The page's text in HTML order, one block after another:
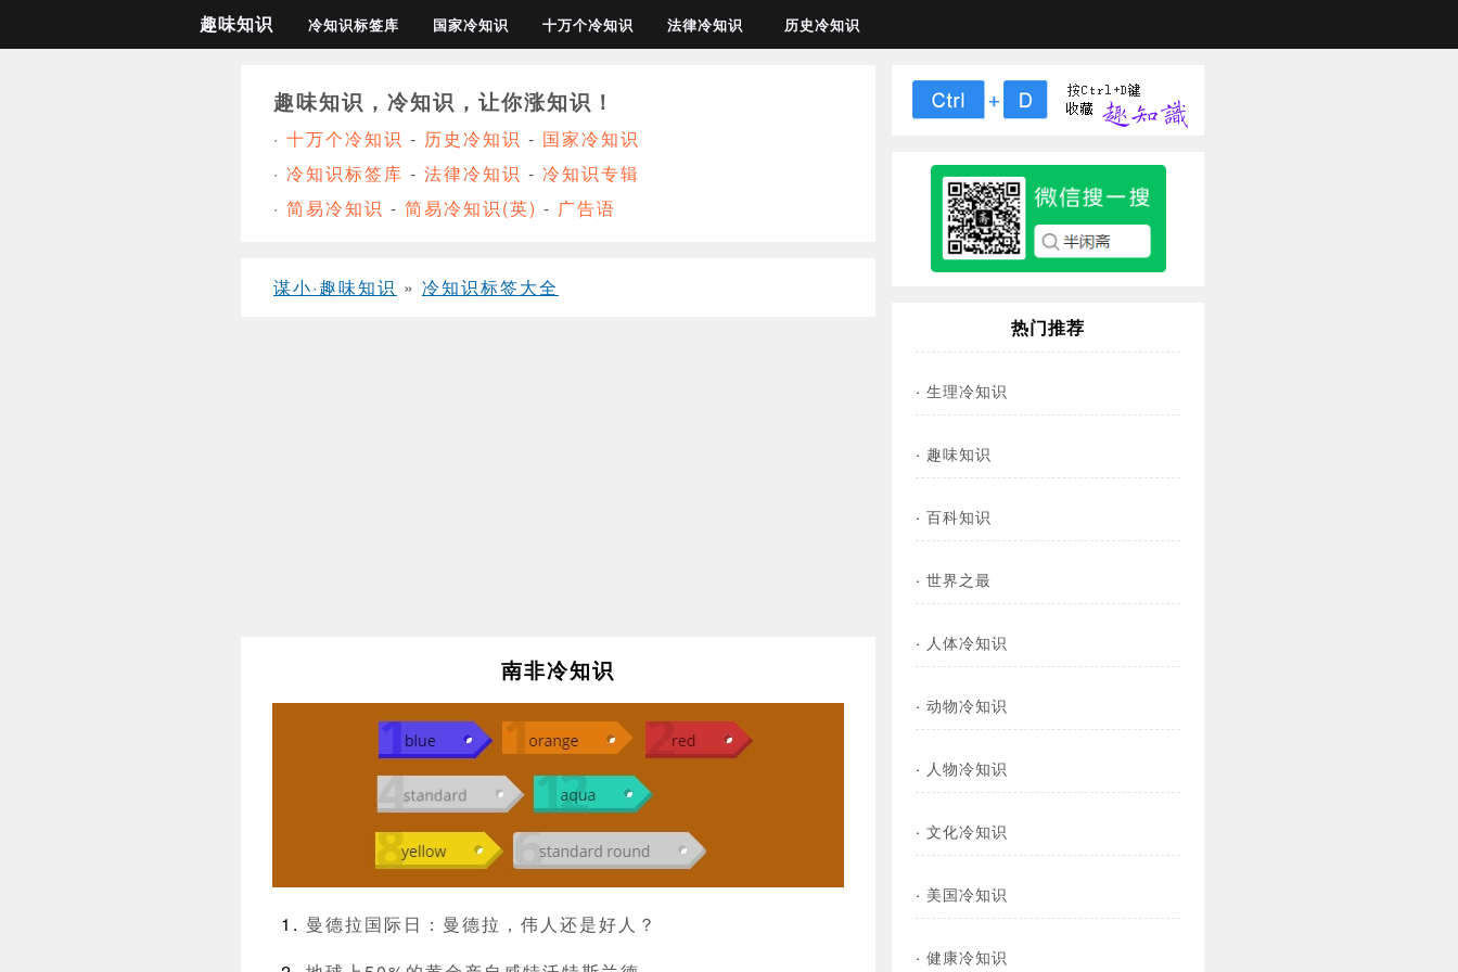
趣味知识 冷知识标签库 国家冷知识 十万个冷知识 法律冷知识 历史冷知识
趣味知识，冷知识，让你涨知识！
· 十万个冷知识 - 历史冷知识 - 国家冷知识
· 冷知识标签库 - 法律冷知识 - 冷知识专辑
· 简易冷知识 - 简易冷知识(英) - 广告语
谋小·趣味知识 » 冷知识标签大全
南非冷知识
曼德拉国际日：曼德拉，伟人还是好人？
热门推荐
· 生理冷知识
· 趣味知识
· 百科知识
· 世界之最
· 人体冷知识
· 动物冷知识
· 人物冷知识
· 文化冷知识
· 美国冷知识
· 健康冷知识